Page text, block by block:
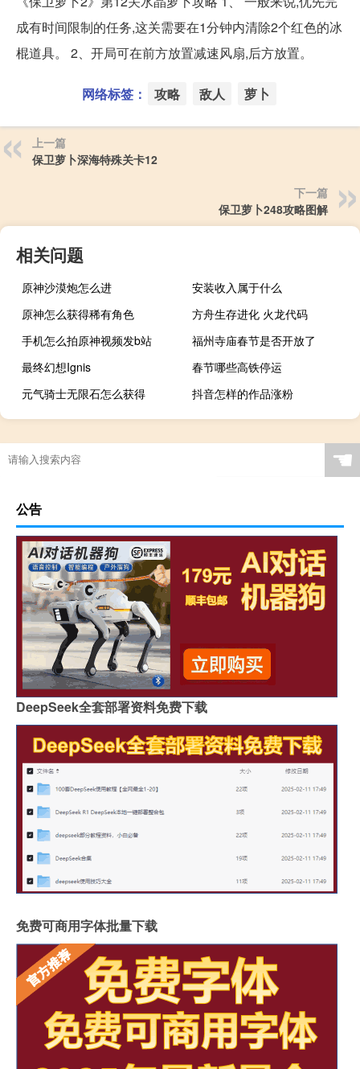
成有时间限制的任务,这关需要在1分钟内清除2个红色的冰
棍道具。 2、开局可在前方放置减速风扇,后方放置。
网络标签： 攻略 敌人 萝卜
上一篇
保卫萝卜深海特殊关卡12
下一篇
保卫萝卜248攻略图解
相关问题
原神沙漠炮怎么进
安装收入属于什么
原神怎么获得稀有角色
方舟生存进化 火龙代码
手机怎么拍原神视频发b站
福州寺庙春节是否开放了
最终幻想Ignis
春节哪些高铁停运
元气骑士无限石怎么获得
抖音怎样的作品涨粉
☚
公告
DeepSeek全套部署资料免费下载
免费可商用字体批量下载